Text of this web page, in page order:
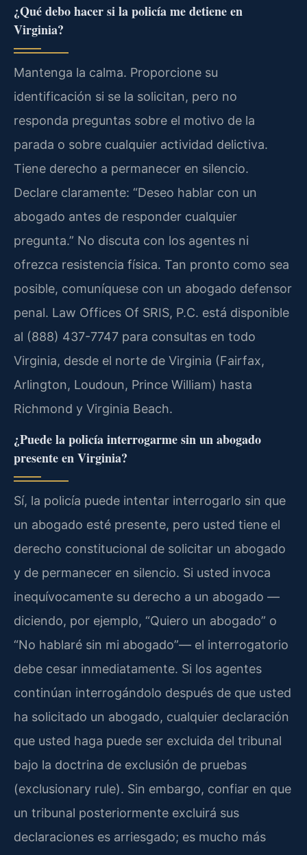
¿Qué debo hacer si la policía me detiene en
Virginia?
Mantenga la calma. Proporcione su
identificación si se la solicitan, pero no
responda preguntas sobre el motivo de la
parada o sobre cualquier actividad delictiva.
Tiene derecho a permanecer en silencio.
Declare claramente: “Deseo hablar con un
abogado antes de responder cualquier
pregunta.” No discuta con los agentes ni
ofrezca resistencia física. Tan pronto como sea
posible, comuníquese con un abogado defensor
penal. Law Offices Of SRIS, P.C. está disponible
al (888) 437-7747 para consultas en todo
Virginia, desde el norte de Virginia (Fairfax,
Arlington, Loudoun, Prince William) hasta
Richmond y Virginia Beach.
¿Puede la policía interrogarme sin un abogado
presente en Virginia?
Sí, la policía puede intentar interrogarlo sin que
un abogado esté presente, pero usted tiene el
derecho constitucional de solicitar un abogado
y de permanecer en silencio. Si usted invoca
inequívocamente su derecho a un abogado —
diciendo, por ejemplo, “Quiero un abogado” o
“No hablaré sin mi abogado”— el interrogatorio
debe cesar inmediatamente. Si los agentes
continúan interrogándolo después de que usted
ha solicitado un abogado, cualquier declaración
que usted haga puede ser excluida del tribunal
bajo la doctrina de exclusión de pruebas
(exclusionary rule). Sin embargo, confiar en que
un tribunal posteriormente excluirá sus
declaraciones es arriesgado; es mucho más